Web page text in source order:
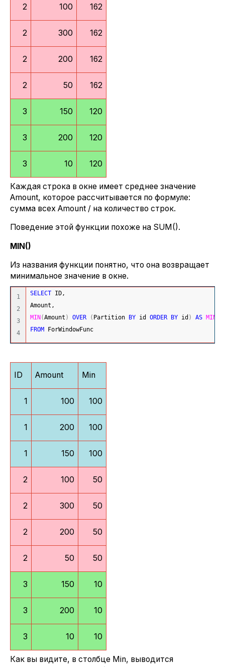
2 100 162
2 300 162
2 200 162
2 50 162
3 150 120
3 200 120
3 10 120
Каждая строка в окне имеет среднее значение
Amount, которое рассчитывается по формуле:
сумма всех Amount / на количество строк.
Поведение этой функции похоже на SUM().
MIN()
Из названия функции понятно, что она возвращает
минимальное значение в окне.
1
2
3
SELECT ID,
Amount,
MIN(Amount ) OVER ( Partition BY id ORDER BY id ) AS MIN
FROM ForWindowFunc
ID Amount Min
1 100 100
1 200 100
1 150 100
2 100 50
2 300 50
2 200 50
2 50 50
3 150 10
3 200 10
3 10 10
Как вы видите, в столбце Min, выводится